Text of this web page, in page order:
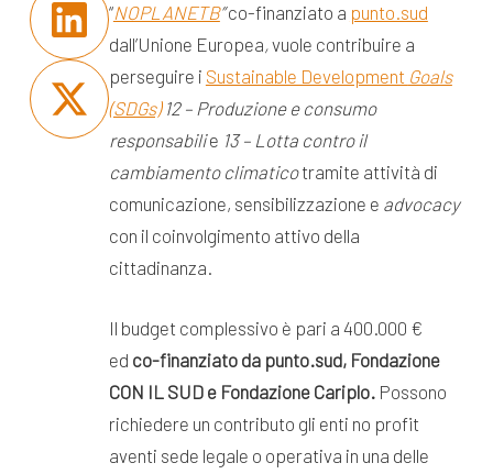
“NOPLANETB”co-finanziato a punto.sud
dall’Unione Europea,vuole contribuire a
perseguire i Sustainable Development Goals
(SDGs)12 – Produzione e consumo
responsabilie 13 – Lotta contro il
cambiamento climaticotramite attività di
comunicazione, sensibilizzazione e advocacy
con il coinvolgimento attivo della
cittadinanza.
Il budget complessivo è pari a 400.000 €
ed co-finanziato da punto.sud, Fondazione
CON IL SUD e Fondazione Cariplo. Possono
richiedere un contributo gli enti no profit
aventi sede legale o operativa in una delle
Seguici sui social: